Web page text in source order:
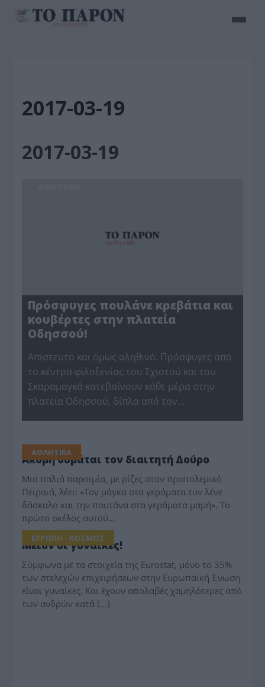
2017-03-19
2017-03-19
Πρόσφυγες πουλάνε κρεβάτια και
κουβέρτες στην πλατεία
Οδησσού!
Απίστευτο και όμως αληθινό. Πρόσφυγες από
το κέντρα φιλοξενίας του Σχιστού και του
Σκαραμαγκά κατεβαίνουν κάθε μέρα στην
πλατεία Οδησσού, δίπλα από τον…
ΑΘΛΗΤΙΚΑ
Ακόμη θυμάται τον διαιτητή Δούρο
Μια παλιά παροιμία, με ρίζες στον προπολεμικό
Πειραιά, λέει: «Τον μάγκα στα γεράματα τον λένε
δάσκαλο και την πουτάνα στα γεράματα μαμή». Το
πρώτο σκέλος αυτού…
ΕΥΡΩΠΗ - ΚΟΣΜΟΣ
Μείον οι γυναίκες!
Σύμφωνα με τα στοιχεία της Eurostat, μόνο το 35%
των στελεχών επιχειρήσεων στην Ευρωπαϊκή Ένωση
είναι γυναίκες. Και έχουν απολαβές χαμηλότερες από
των ανδρών κατά […]